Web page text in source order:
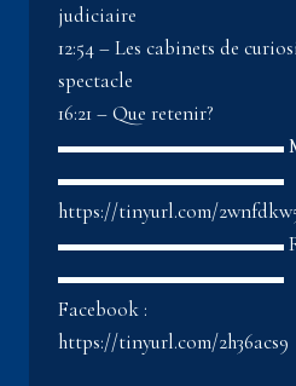
judiciaire
12:54 – Les cabinets de
spectacle
16:21 – Que retenir?
▬▬▬▬▬▬▬▬▬▬▬
▬▬▬▬▬▬▬▬▬▬▬
https://tinyurl.com/
▬▬▬▬▬▬▬▬▬▬▬
▬▬▬▬▬▬▬▬▬▬▬
Facebook :
https://tinyurl.com/2h36acs9